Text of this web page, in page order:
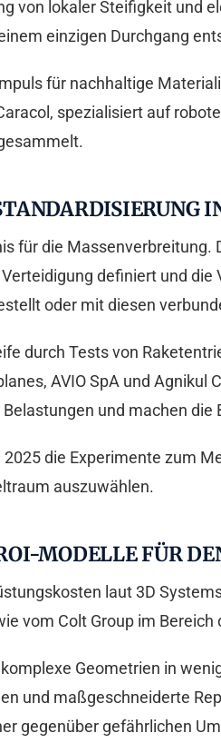
von lokaler Steifigkeit und
einzigen Durchgang
für nachhaltige
spezialisiert auf
für die
definiert und
oder mit diesen
durch Tests von
AVIO SpA und
und machen die
die Experimente zum
auszuwählen.
MODELLE FÜR
laut 3D
vom Colt Group im
Geometrien in
und maßgeschneiderte
gegenüber gefährlichen